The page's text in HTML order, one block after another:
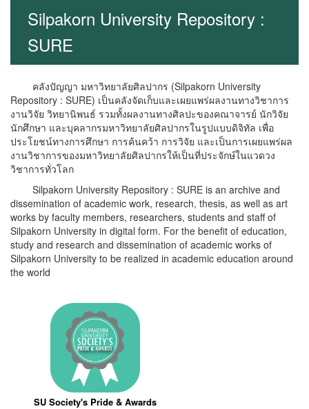
Silpakorn University Repository :
SURE
คลังปัญญา มหาวิทยาลัยศิลปากร (Silpakorn University
Repository : SURE) เป็นคลังจัดเก็บและเผยแพร่ผลงานทางวิชาการ
งานวิจัย วิทยานิพนธ์ รวมทั้งผลงานทางศิลปะของคณาจารย์ นักวิจัย
นักศึกษา และบุคลากรมหาวิทยาลัยศิลปากรในรูปแบบดิจิทัล เพื่อ
ประโยชน์ทางการศึกษา การค้นคว้า การวิจัย และเป็นการเผยแพร่ผล
งานวิชาการของมหาวิทยาลัยศิลปากรให้เป็นที่ประจักษ์ในแวดวง
วิชาการทั่วโลก
Silpakorn University Repository : SURE is an archive and
dissemination of academic work, research, thesis, as well as art
works by faculty members, researchers, students and staff of
Silpakorn University in digital form. For the benefit of education,
study and research and dissemination of academic works of
Silpakorn University to be realized in academic education around
the world
SU Society's Pride & Awards